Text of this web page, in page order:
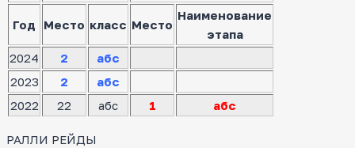
Год Место класс Место
Наименование
этапа
2024
2
абс
2023
2
абс
2022
22 абс 1 абс
РАЛЛИ РЕЙДЫ